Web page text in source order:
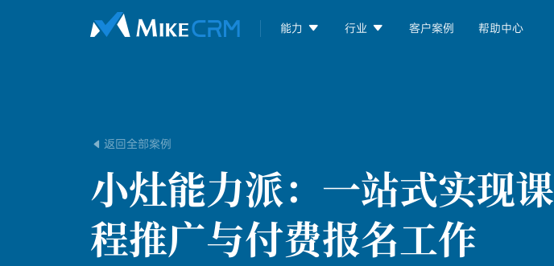
能力  行业  客户案例 帮助中心
 返回全部案例
小灶能力派： 一站式实现课
程推广与付费报名工作